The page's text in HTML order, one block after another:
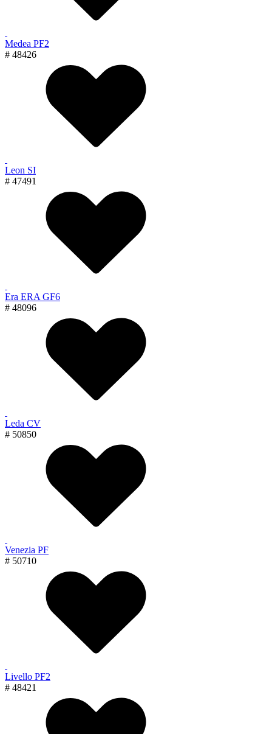
Medea PF2
# 48426
Leon SI
# 47491
Era ERA GF6
# 48096
Leda CV
# 50850
Venezia PF
# 50710
Livello PF2
# 48421